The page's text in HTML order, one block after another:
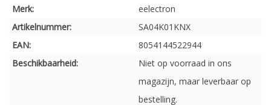
Merk:
eelectron
Artikelnummer:
SA04K01KNX
EAN:
8054144522944
Beschikbaarheid:
Niet op voorraad in ons
magazijn, maar leverbaar op
bestelling.